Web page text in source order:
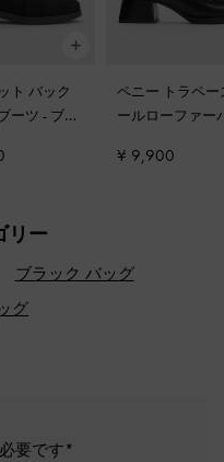
ト バック
ーツ - ブラ
ペニー トラペー
ールローファー
¥ 9,900
リー
ブラック バッグ
グ
要です*